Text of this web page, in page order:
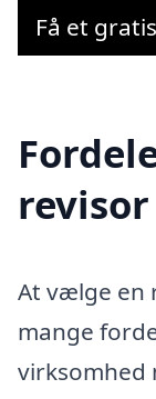
Få et
At vælge en
mange
virksomhed